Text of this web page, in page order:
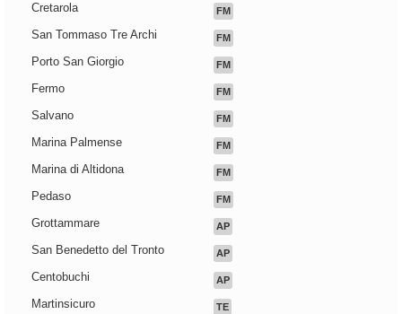
Cretarola FM
San Tommaso Tre Archi FM
Porto San Giorgio FM
Fermo FM
Salvano FM
Marina Palmense FM
Marina di Altidona FM
Pedaso FM
Grottammare AP
San Benedetto del Tronto AP
Centobuchi AP
Martinsicuro TE